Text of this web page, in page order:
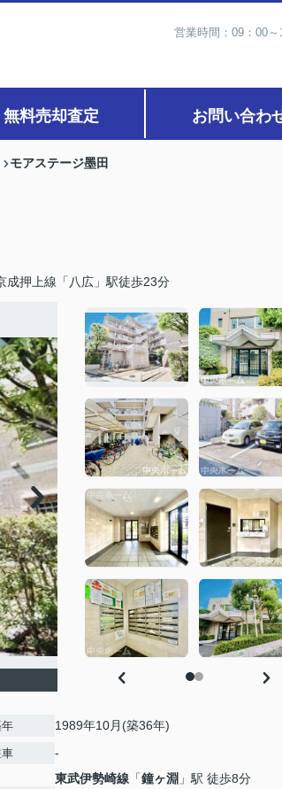
営業時間：09：00
無料売却査定 お問い合わ
モアステージ墨田
成押上線「八広」駅徒歩23分
1989年10月(築36年)
-
東武伊勢崎線 「鐘ヶ淵 」駅 徒歩8分